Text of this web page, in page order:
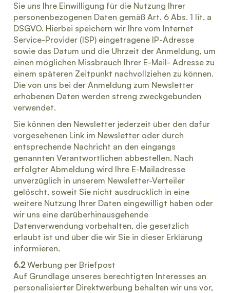
Sie uns Ihre Einwilligung für die Nutzung Ihrer
personenbezogenen Daten gemäß Art. 6 Abs. 1 lit. a
DSGVO. Hierbei speichern wir Ihre vom Internet
Service-Provider (ISP) eingetragene IP-Adresse
sowie das Datum und die Uhrzeit der Anmeldung, um
einen möglichen Missbrauch Ihrer E-Mail- Adresse zu
einem späteren Zeitpunkt nachvollziehen zu können.
Die von uns bei der Anmeldung zum Newsletter
erhobenen Daten werden streng zweckgebunden
verwendet.
Sie können den Newsletter jederzeit über den dafür
vorgesehenen Link im Newsletter oder durch
entsprechende Nachricht an den eingangs
genannten Verantwortlichen abbestellen. Nach
erfolgter Abmeldung wird Ihre E-Mailadresse
unverzüglich in unserem Newsletter-Verteiler
gelöscht, soweit Sie nicht ausdrücklich in eine
weitere Nutzung Ihrer Daten eingewilligt haben oder
wir uns eine darüberhinausgehende
Datenverwendung vorbehalten, die gesetzlich
erlaubt ist und über die wir Sie in dieser Erklärung
informieren.
6.2Werbung per Briefpost
Auf Grundlage unseres berechtigten Interesses an
personalisierter Direktwerbung behalten wir uns vor,